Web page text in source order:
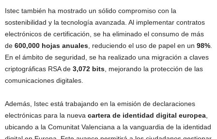
Istec también ha mostrado un sólido compromiso con la
sostenibilidad y la tecnología avanzada. Al implementar contratos
electrónicos de certificación, se ha eliminado el consumo de más
de 600,000 hojas anuales, reduciendo el uso de papel en un 98%.
En el ámbito de seguridad, se ha realizado una migración a claves
criptográficas RSA de 3,072 bits, mejorando la protección de las
comunicaciones digitales.
Además, Istec está trabajando en la emisión de declaraciones
electrónicas para la nueva cartera de identidad digital europea,
ubicando a la Comunitat Valenciana a la vanguardia de la identidad